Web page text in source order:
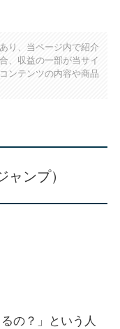
り、当ページ内で紹介
、収益の一部が当サイ
ンテンツの内容や商品
ンプ）
の？」という人